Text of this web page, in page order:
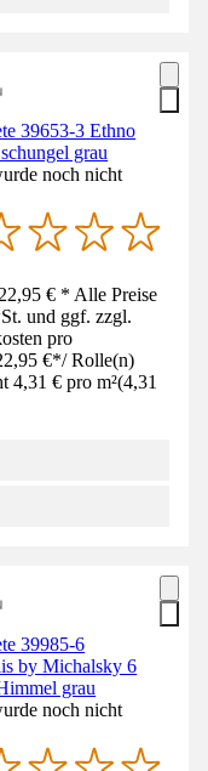
39653-3 Ethno
grau
noch nicht
€ * Alle Preise
und ggf. zzgl.
pro
€*/ Rolle(n)
4,31 € pro m²(4,31
39985-6
by Michalsky 6
grau
noch nicht